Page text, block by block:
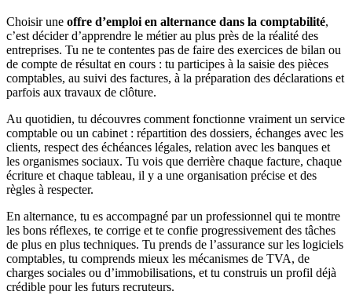
Choisir une offre d’emploi en alternance dans la comptabilité,
c’est décider d’apprendre le métier au plus près de la réalité des
entreprises. Tu ne te contentes pas de faire des exercices de bilan ou
de compte de résultat en cours : tu participes à la saisie des pièces
comptables, au suivi des factures, à la préparation des déclarations et
parfois aux travaux de clôture.
Au quotidien, tu découvres comment fonctionne vraiment un service
comptable ou un cabinet : répartition des dossiers, échanges avec les
clients, respect des échéances légales, relation avec les banques et
les organismes sociaux. Tu vois que derrière chaque facture, chaque
écriture et chaque tableau, il y a une organisation précise et des
règles à respecter.
En alternance, tu es accompagné par un professionnel qui te montre
les bons réflexes, te corrige et te confie progressivement des tâches
de plus en plus techniques. Tu prends de l’assurance sur les logiciels
comptables, tu comprends mieux les mécanismes de TVA, de
charges sociales ou d’immobilisations, et tu construis un profil déjà
crédible pour les futurs recruteurs.